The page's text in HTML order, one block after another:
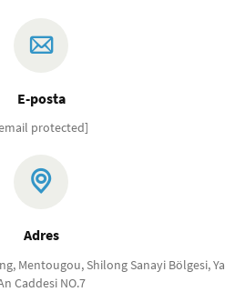
E-posta
protected]
Adres
Mentougou, Shilong Sanayi Bölgesi, Ya
Caddesi NO.7